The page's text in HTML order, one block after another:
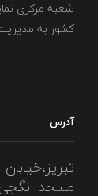
شعبه مرکزی
کشور به
آدرس
مسجد